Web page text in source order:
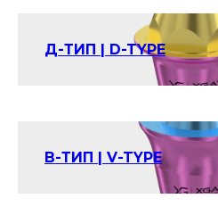
Д-ТИП | D-TYPE
В-ТИП | V-TYPE